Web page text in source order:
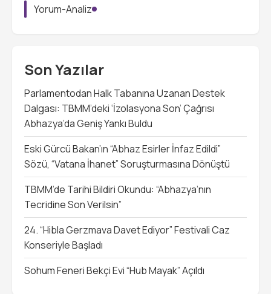
Yorum-Analiz
Son Yazılar
Parlamentodan Halk Tabanına Uzanan Destek
Dalgası: TBMM’deki ‘İzolasyona Son’ Çağrısı
Abhazya’da Geniş Yankı Buldu
Eski Gürcü Bakan’ın “Abhaz Esirler İnfaz Edildi”
Sözü, “Vatana İhanet” Soruşturmasına Dönüştü
TBMM’de Tarihi Bildiri Okundu: “Abhazya’nın
Tecridine Son Verilsin”
24. “Hibla Gerzmava Davet Ediyor” Festivali Caz
Konseriyle Başladı
Sohum Feneri Bekçi Evi “Hub Mayak” Açıldı